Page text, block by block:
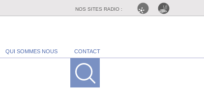
NOS SITES RADIO :
QUI SOMMES NOUS CONTACT